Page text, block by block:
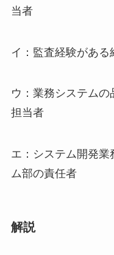
当者
イ：監査経験がある
ウ：業務システム
担当者
エ：システム開発
ム部の責任者
解説